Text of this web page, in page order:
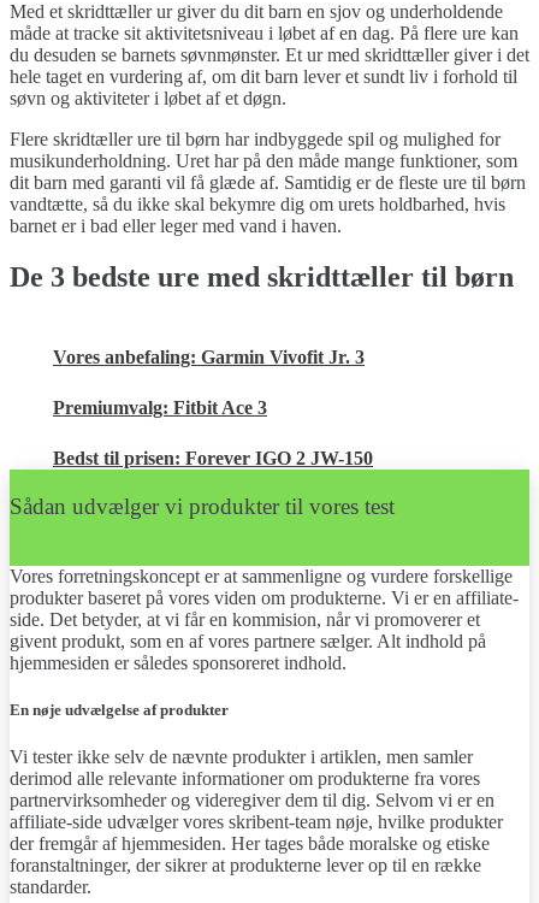
Med et skridttæller ur giver du dit barn en sjov og underholdende
måde at tracke sit aktivitetsniveau i løbet af en dag. På flere ure kan
du desuden se barnets søvnmønster. Et ur med skridttæller giver i det
hele taget en vurdering af, om dit barn lever et sundt liv i forhold til
søvn og aktiviteter i løbet af et døgn.
Flere skridtæller ure til børn har indbyggede spil og mulighed for
musikunderholdning. Uret har på den måde mange funktioner, som
dit barn med garanti vil få glæde af. Samtidig er de fleste ure til børn
vandtætte, så du ikke skal bekymre dig om urets holdbarhed, hvis
barnet er i bad eller leger med vand i haven.
De 3 bedste ure med skridttæller til børn
Vores anbefaling: Garmin Vivofit Jr. 3
Premiumvalg: Fitbit Ace 3
Bedst til prisen: Forever IGO 2 JW-150
Sådan udvælger vi produkter til vores test
Vores forretningskoncept er at sammenligne og vurdere forskellige
produkter baseret på vores viden om produkterne. Vi er en affiliate-
side. Det betyder, at vi får en kommision, når vi promoverer et
givent produkt, som en af vores partnere sælger. Alt indhold på
hjemmesiden er således sponsoreret indhold.
En nøje udvælgelse af produkter
Vi tester ikke selv de nævnte produkter i artiklen, men samler
derimod alle relevante informationer om produkterne fra vores
partnervirksomheder og videregiver dem til dig. Selvom vi er en
affiliate-side udvælger vores skribent-team nøje, hvilke produkter
der fremgår af hjemmesiden. Her tages både moralske og etiske
foranstaltninger, der sikrer at produkterne lever op til en række
standarder.